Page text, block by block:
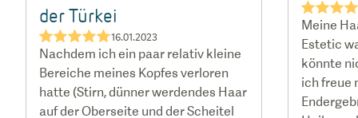
der Türkei
★★★★★16.01.2023
Nachdem ich ein paar relativ kleine
Bereiche meines Kopfes verloren
hatte (Stirn, dünner werdendes Haar
auf der Oberseite und der Scheitel
Meine
Estetic
könnte
ich freue